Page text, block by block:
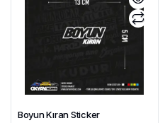
Boyun Kıran Sticker